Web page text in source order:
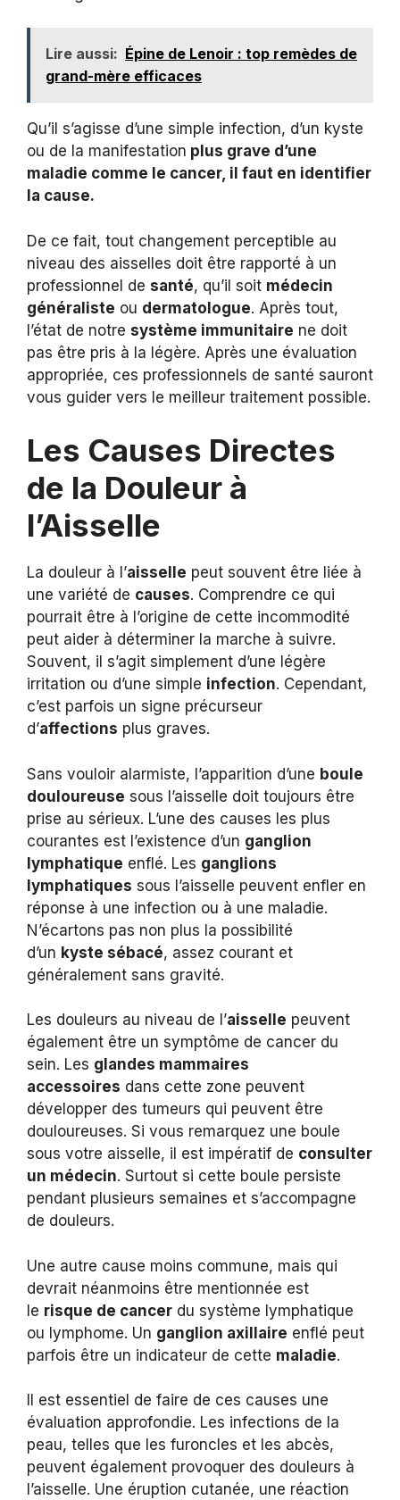
Lire aussi: Épine de Lenoir : top remèdes de
grand-mère efficaces
Qu’il s’agisse d’une simple infection, d’un kyste
ou de la manifestation plus grave d’une
maladie comme le cancer, il faut en identifier
la cause.
De ce fait, tout changement perceptible au
niveau des aisselles doit être rapporté à un
professionnel de santé, qu’il soit médecin
généraliste ou dermatologue. Après tout,
l’état de notre système immunitaire ne doit
pas être pris à la légère. Après une évaluation
appropriée, ces professionnels de santé sauront
vous guider vers le meilleur traitement possible.
Les Causes Directes
de la Douleur à
l’Aisselle
La douleur à l’aisselle peut souvent être liée à
une variété de causes. Comprendre ce qui
pourrait être à l’origine de cette incommodité
peut aider à déterminer la marche à suivre.
Souvent, il s’agit simplement d’une légère
irritation ou d’une simple infection. Cependant,
c’est parfois un signe précurseur
d’affections plus graves.
Sans vouloir alarmiste, l’apparition d’une boule
douloureuse sous l’aisselle doit toujours être
prise au sérieux. L’une des causes les plus
courantes est l’existence d’un ganglion
lymphatique enflé. Les ganglions
lymphatiques sous l’aisselle peuvent enfler en
réponse à une infection ou à une maladie.
N’écartons pas non plus la possibilité
d’un kyste sébacé, assez courant et
généralement sans gravité.
Les douleurs au niveau de l’aisselle peuvent
également être un symptôme de cancer du
sein. Les glandes mammaires
accessoires dans cette zone peuvent
développer des tumeurs qui peuvent être
douloureuses. Si vous remarquez une boule
sous votre aisselle, il est impératif de consulter
un médecin. Surtout si cette boule persiste
pendant plusieurs semaines et s’accompagne
de douleurs.
Une autre cause moins commune, mais qui
devrait néanmoins être mentionnée est
le risque de cancer du système lymphatique
ou lymphome. Un ganglion axillaire enflé peut
parfois être un indicateur de cette maladie.
Il est essentiel de faire de ces causes une
évaluation approfondie. Les infections de la
peau, telles que les furoncles et les abcès,
peuvent également provoquer des douleurs à
l’aisselle. Une éruption cutanée, une réaction